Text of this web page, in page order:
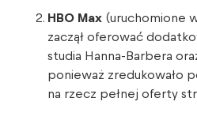
HBO Max (uruchomione
zaczął oferować
studia Hanna-Barbera
ponieważ zredukowało
na rzecz pełnej oferty